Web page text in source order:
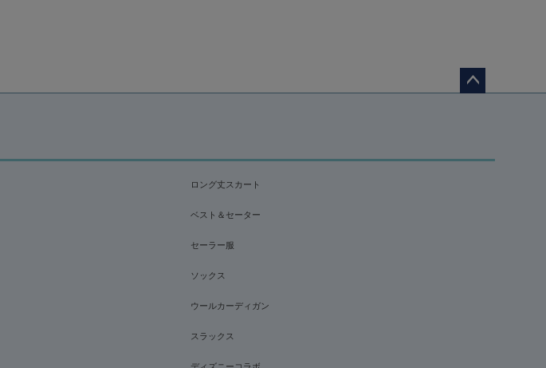
ロング丈スカート
ベスト＆セーター
セーラー服
ソックス
ウールカーディガン
スラックス